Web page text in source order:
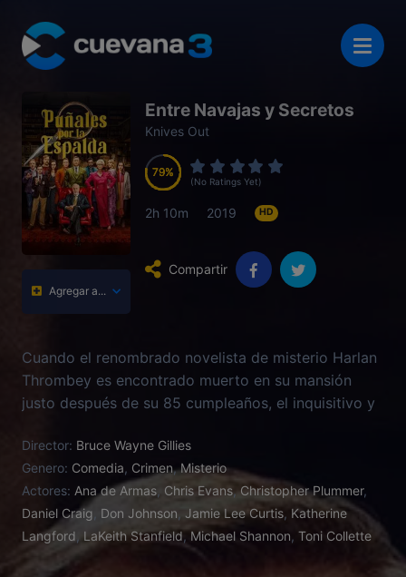
Agregar a...
Entre Navajas y Secretos
Knives Out
79
79
79
79
(No Ratings Yet)
2h 10m 2019 HD
Compartir
Cuando el renombrado novelista de misterio Harlan
Thrombey es encontrado muerto en su mansión
justo después de su 85 cumpleaños, el inquisitivo y
reclutado para investigar. Se moverá entre una red
de pistas falsas y mentiras interesadas para tratar
de descubrir la verdad tras la muerte del escritor.
Director: Bruce Wayne Gillies
Genero: Comedia, Crimen,Misterio
Actores: Ana de Armas Chris Evans,Christopher Plummer,
Daniel Craig Don Johnson Jamie Lee Curtis, Katherine
Langford LaKeith Stanfield, Michael Shannon, Toni Collette